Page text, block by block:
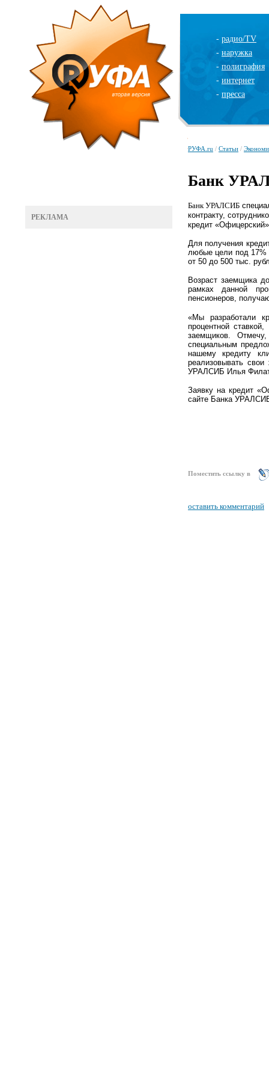
- радио/TV
- наружка
- полиграфия
- интернет
- пресса
РЕКЛАМА
РУФА.ru / Статьи /
Банк
Банк УРАЛСИБ
контракту,
кредит «Офицерский»
Для получения
любые цели под 17%
от 50 до 500 тыс.
Возраст заемщика
рамках данной
пенсионеров,
«Мы разработали
процентной
заемщиков.
специальным
нашему кредиту
реализовывать
УРАЛСИБ Илья
Заявку на кредит
сайте Банка
Поместить ссылку в
оставить комментарий